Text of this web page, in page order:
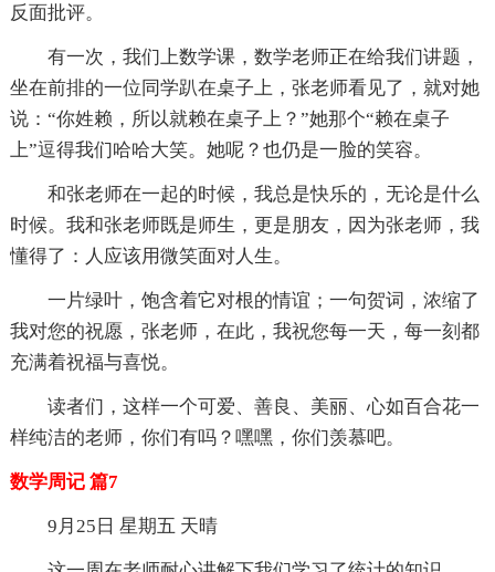
反面批评。
有一次，我们上数学课，数学老师正在给我们讲题，
坐在前排的一位同学趴在桌子上，张老师看见了，就对她
说：“你姓赖，所以就赖在桌子上？”她那个“赖在桌子
上”逗得我们哈哈大笑。她呢？也仍是一脸的笑容。
和张老师在一起的时候，我总是快乐的，无论是什么
时候。我和张老师既是师生，更是朋友，因为张老师，我
懂得了：人应该用微笑面对人生。
一片绿叶，饱含着它对根的情谊；一句贺词，浓缩了
我对您的祝愿，张老师，在此，我祝您每一天，每一刻都
充满着祝福与喜悦。
读者们，这样一个可爱、善良、美丽、心如百合花一
样纯洁的老师，你们有吗？嘿嘿，你们羡慕吧。
数学周记 篇7
9月25日 星期五 天晴